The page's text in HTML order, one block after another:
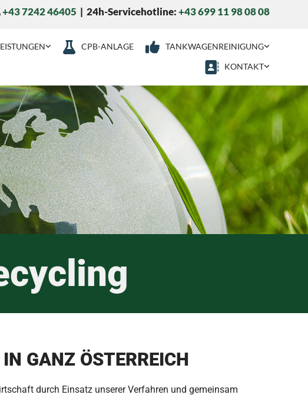
+43 7242 46405 | 24h-Servicehotline:+43 699 11 98 08 08
CPB-ANLAGE
TANKWAGENREINIGUNG
KONTAKT
GANZ ÖSTERREICH
durch Einsatz unserer Verfahren und gemeinsam